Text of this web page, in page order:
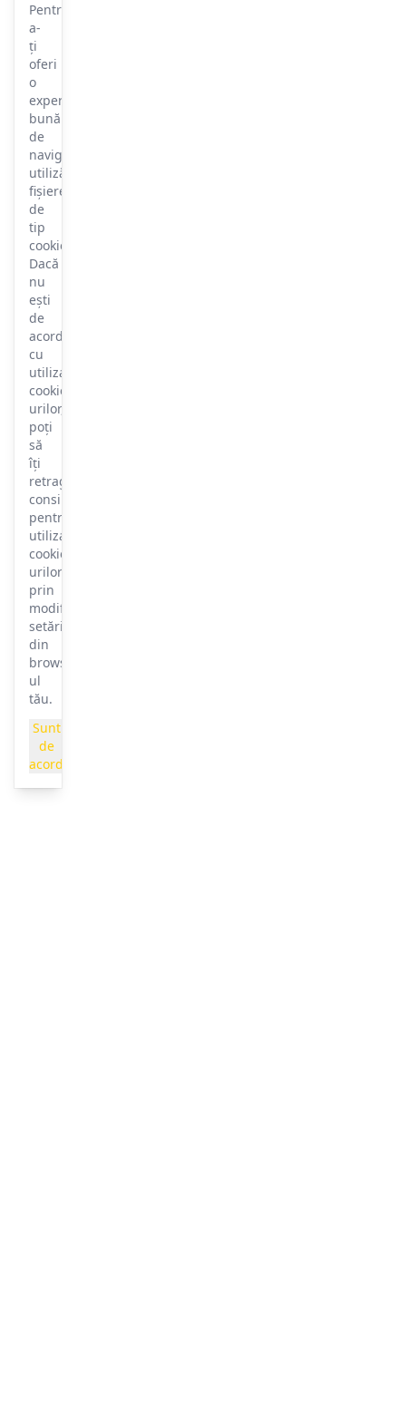
Pentru
a-
ți
oferi
o
experiență
bună
de
navigare,
utilizăm
fișiere
de
tip
cookie.
Dacă
nu
ești
de
acord
cu
utilizarea
cookie-
urilor,
poți
să
îți
retragi
consimțământul
pentru
utilizarea
cookie-
urilor
prin
modificarea
setărilor
din
browser-
ul
tău.
Sunt
de
acord